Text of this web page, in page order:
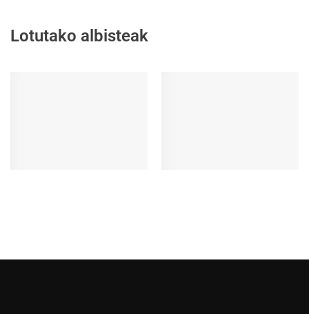
Lotutako albisteak